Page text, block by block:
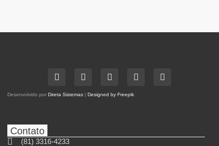
Desenvolvido por Direta Sistemas Designed by Freepik.
Contato
(81) 3316-4233